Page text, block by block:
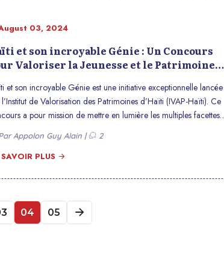
03, 2024
et son incroyable Génie : Un Concours
Valoriser la Jeunesse et le Patrimoine
et son incroyable Génie est une initiative exceptionnelle lancée
de Valorisation des Patrimoines d’Haïti (IVAP-Haïti). Ce
a pour mission de mettre en lumière les multiples facettes
en présentant une image authentique et positive du pays, tout
la compétence des jeunes Haïtiens à travers la culture
lecture et de la recherche.
Appolon Guy Alain | 2
PLUS
04 05